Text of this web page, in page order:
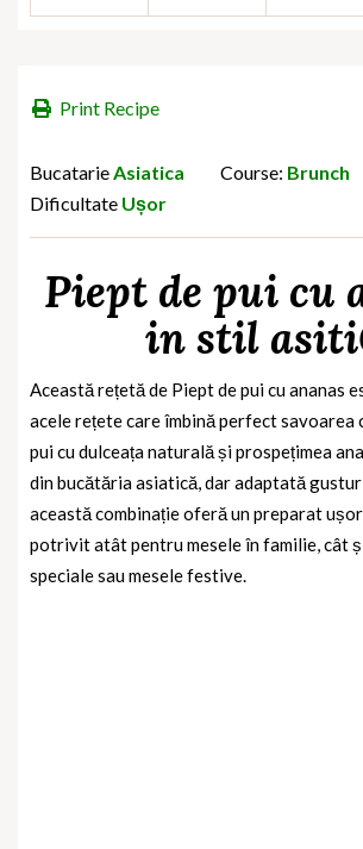
Print Recipe
BucatarieAsiatica Course: Brunch
Dificultate Ușor
Piept de pui cu
in stil
Această rețetă de Piept de pui cu ananas
acele rețete care îmbină perfect savoarea
pui cu dulceața naturală și prospețimea
din bucătăria asiatică, dar adaptată
această combinație oferă un preparat
potrivit atât pentru mesele în familie, cât
speciale sau mesele festive.